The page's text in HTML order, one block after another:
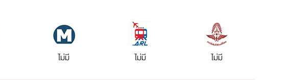
ไม่มี ไม่มี ไม่มี